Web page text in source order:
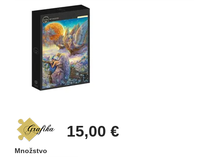
15,00 €
Množstvo